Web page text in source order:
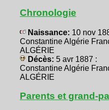
Chronologie
Naissance: 10 nov
Constantine Algérie
ALGÉRIE
Décès: 5 avr 1887 :
Constantine Algérie
ALGÉRIE
Parents et grand-